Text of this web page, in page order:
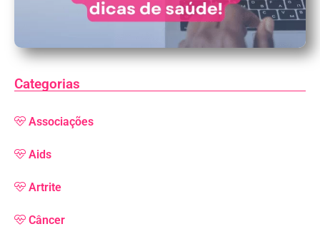
Categorias
Associações
Aids
Artrite
Câncer